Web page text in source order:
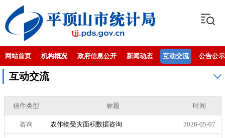
网站首页 机构概况 政府信息公开 新闻动态 互动交流 公告公示
互动交流
信件类型 标题 时间
咨询 农作物受灾面积数据咨询 2026-05-07